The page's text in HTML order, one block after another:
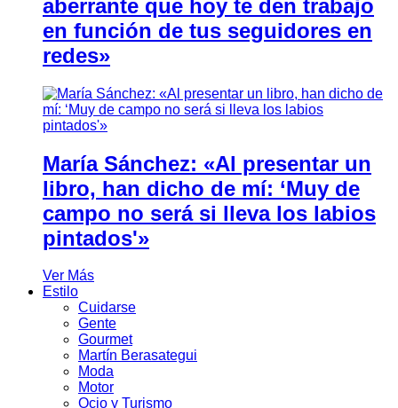
aberrante que hoy te den trabajo
en función de tus seguidores en
redes»
María Sánchez: «Al presentar un
libro, han dicho de mí: ‘Muy de
campo no será si lleva los labios
pintados'»
Ver Más
Estilo
Cuidarse
Gente
Gourmet
Martín Berasategui
Moda
Motor
Ocio y Turismo